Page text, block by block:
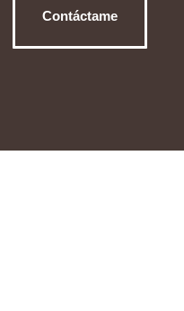
Contáctame